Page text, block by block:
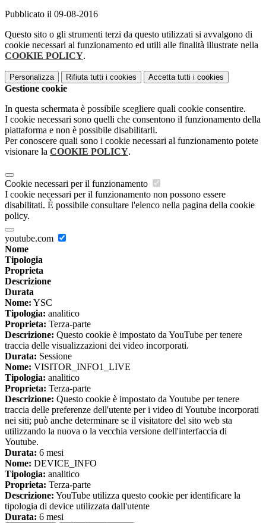
Pubblicato il 09-08-2016
Questo sito o gli strumenti terzi da questo utilizzati si avvalgono di
cookie necessari al funzionamento ed utili alle finalità illustrate nella
COOKIE POLICY.
Personalizza Rifiuta tutti i cookies Accetta tutti i cookies
Gestione cookie
In questa schermata è possibile scegliere quali cookie consentire.
I cookie necessari sono quelli che consentono il funzionamento della
piattaforma e non è possibile disabilitarli.
Per conoscere quali sono i cookie necessari al funzionamento potete
visionare la COOKIE POLICY.
Cookie necessari per il funzionamento
I cookie necessari per il funzionamento non possono essere
disabilitati. È possibile consultare l'elenco nella pagina della cookie
policy.
youtube.com
Nome
Tipologia
Proprieta
Descrizione
Durata
Nome: YSC
Tipologia: analitico
Proprieta: Terza-parte
Descrizione: Questo cookie è impostato da YouTube per tenere
traccia delle visualizzazioni dei video incorporati.
Durata: Sessione
Nome: VISITOR_INFO1_LIVE
Tipologia: analitico
Proprieta: Terza-parte
Descrizione: Questo cookie è impostato da Youtube per tenere
traccia delle preferenze dell'utente per i video di Youtube incorporati
nei siti; può anche determinare se il visitatore del sito web sta
utilizzando la nuova o la vecchia versione dell'interfaccia di
Youtube.
Durata: 6 mesi
Nome: DEVICE_INFO
Tipologia: analitico
Proprieta: Terza-parte
Descrizione: YouTube utilizza questo cookie per identificare la
tipologia di device utilizzata dall'utente
Durata: 6 mesi